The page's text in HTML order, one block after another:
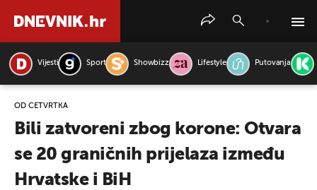
Vijesti Sport Showbizz Lifestyle Putovanja
OD ČETVRTKA
Bili zatvoreni zbog korone: Otvara
se 20 graničnih prijelaza između
Hrvatske i BiH
PRETRAŽITE VIJESTI